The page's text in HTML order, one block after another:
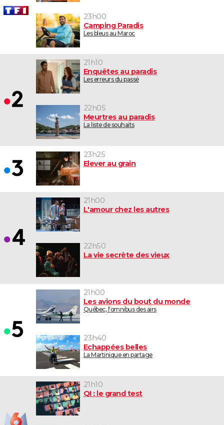
23h00
Camping Paradis
Les bleus au Maroc
21h10
Enquêtes au paradis
Les erreurs du passé
22h05
Meurtres au paradis
La liste de souhaits
23h25
Elever au grain
21h00
L'amour chez les autres
22h50
La vie secrète des vieux
21h00
Les avions du bout du monde
Québec, l'omnibus des airs
23h40
Echappées belles
La Martinique en partage
21h10
QI : le grand test